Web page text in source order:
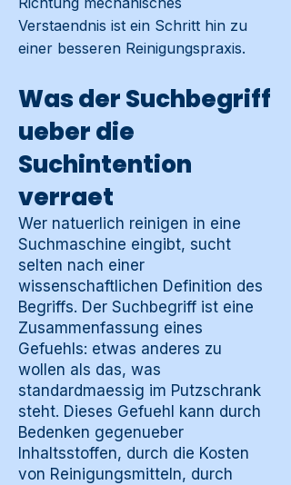
Verstaendnis ist ein Schritt hin zu
einer besseren Reinigungspraxis.
Was der Suchbegriff
ueber die
Suchintention
verraet
Wer natuerlich reinigen in eine
Suchmaschine eingibt, sucht
selten nach einer
wissenschaftlichen Definition des
Begriffs. Der Suchbegriff ist eine
Zusammenfassung eines
Gefuehls: etwas anderes zu
wollen als das, was
standardmaessig im Putzschrank
steht. Dieses Gefuehl kann durch
Bedenken gegenueber
Inhaltsstoffen, durch die Kosten
von Reinigungsmitteln, durch